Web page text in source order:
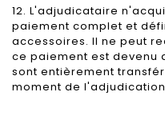
12. L'adjudicataire
paiement complet et
accessoires. Il ne peut
ce paiement est devenu
sont entièrement
moment de